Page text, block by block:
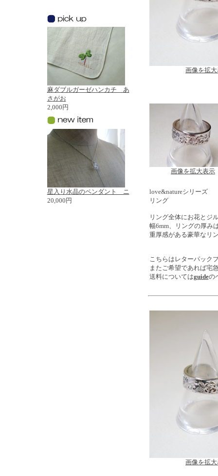
麻ダブルガーゼハンカチ あ
さがお
2,000円
星入り水晶のペンダント ニ
20,000円
画像を拡
画像を拡大表示
love&natureシリーズ
リング
リング全体にお花とジ
幅6mm、リングの厚み
重厚感がある豪華なリ
こちらはレターパック
またご希望であれば宅
送料についてはguideの
画像を拡